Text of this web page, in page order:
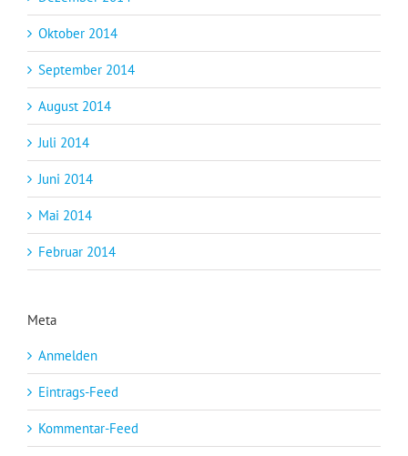
Oktober 2014
September 2014
August 2014
Juli 2014
Juni 2014
Mai 2014
Februar 2014
Meta
Anmelden
Eintrags-Feed
Kommentar-Feed